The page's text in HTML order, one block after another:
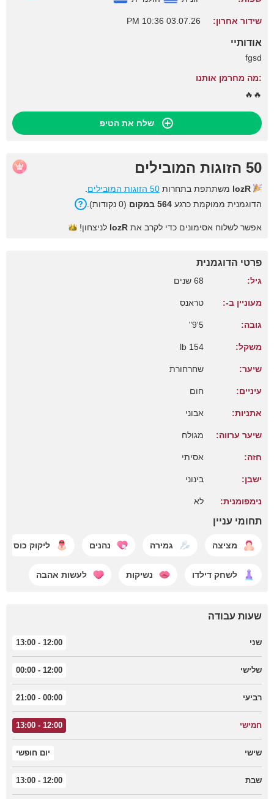
שידור אחרון: 03.07.26 10:36 PM
אודותיי
fgsd
:מה מחרמן אותנו
🔥🔥
שלח את הטיפ
50 הזוגות המובילים
lozR משתתפת בתחרות 50 הזוגות המובילים
הדוגמנית ממוקמת כרגע 564 במקום (0 נקודות).
אפשר לשלוח אסימונים כדי לקרב את lozR לניצחון!
פרטי הדוגמנית
גיל: 68 שנים
מעוניין ב-: טראנס
גובה: 5'9"
משקל: 154 lb
שיער: שחרחורת
עיניים: חום
אתניות: אבוני
שיער ערווה: מגולח
חזה: אסיתי
ישבן: בינוני
נימפומנית: לא
תחומי עניין
מציצה גמירה נהנים ליקוק כוס
לשחק דילדו נשיקות לעשות אהבה
שעות עבודה
שני 12:00 - 13:00
שלישי 12:00 - 00:00
רביעי 00:00 - 21:00
חמישי 12:00 - 13:00
שישי יום חופשי
שבת 12:00 - 13:00